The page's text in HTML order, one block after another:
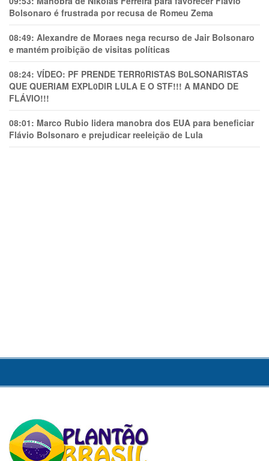
Bolsonaro é frustrada por recusa de Romeu Zema
08:49: Alexandre de Moraes nega recurso de Jair Bolsonaro
e mantém proibição de visitas políticas
08:24: VÍDEO: PF PRENDE TERR0RlSTAS B0LSONARlSTAS
QUE QUERIAM EXPL0DlR LULA E O STF!!! A MANDO DE
FLÁVIO!!!
08:01: Marco Rubio lidera manobra dos EUA para beneficiar
Flávio Bolsonaro e prejudicar reeleição de Lula